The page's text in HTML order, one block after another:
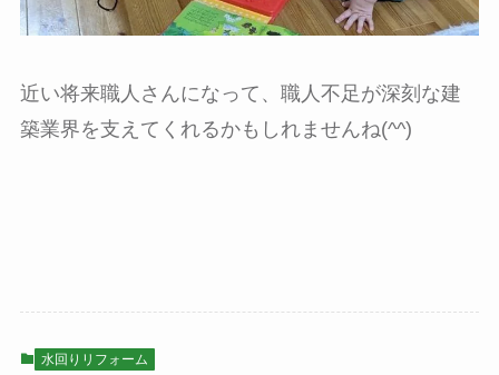
近い将来職人さんになって、職人不足が深刻な建
築業界を支えてくれるかもしれませんね(^^)
水回りリフォーム